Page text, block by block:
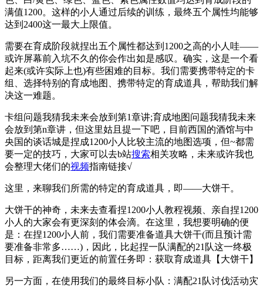
满值1200。这样的小人通过后续的训练，最终五个属性均能够
达到2400这一最大上限值。
需要在育成阶段就捏出五个属性都达到1200之高的小人哇——
或许屏幕前入坑不久的你会作出如是感叹。确实，这是一个看
起来(或许实际上也)有些困难的目标。我们需要携带特定的卡
组、选择特别的育成地图、携带特定的育成道具，帮助我们解
决这一难题。
卡组问题我猜我未来会放到第1章讲;育成地图问题我猜我未来
会放到第n章讲，但这里姑且提一下吧，目前西国的酒馆与中
央国的谈话城是捏成1200小人比较主流的地图选项，但~都需
要一定的技巧，大家可以去b站搜索相关攻略，未来或许我也
会整理大佬们的视频指南链接√
这里，来聊我们所需的特定的育成道具，即——大饼干。
大饼干的神奇，未来去查看捏1200小人教程视频、亲自捏1200
小人的大家会有更深刻的体会滴。在这里，我想要明确的便
是：在捏1200小人前，我们需要准备道具大饼干(而且预计需
要准备非常多……)，因此，比起捏一队满配的21队这一终极
目标，距离我们更近的前置任务即：获取育成道具【大饼干】
另一方面，在使用我们的最终目标小队：满配21队讨伐活动灾